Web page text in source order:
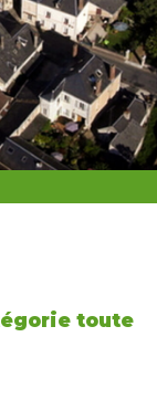
toute